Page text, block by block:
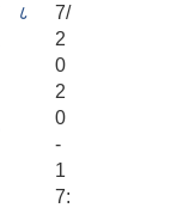
८
7/
2
0
2
0
-
1
7: